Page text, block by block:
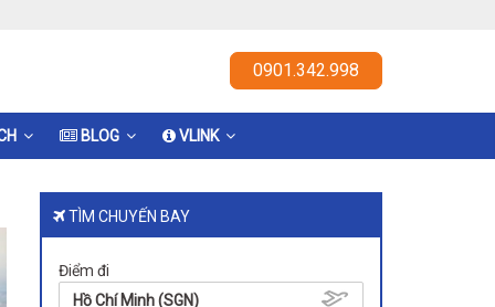
0901.342.998
BLOG VLINK
TÌM CHUYẾN BAY
Điểm đi
Hồ Chí Minh (SGN)